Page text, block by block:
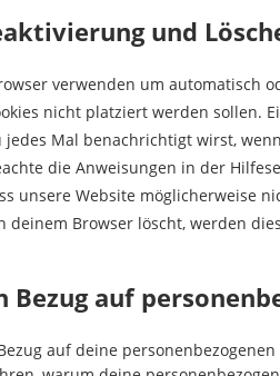
und
verwenden um automatisch
nicht platziert werden sollen.
Mal benachrichtigt wirst,
die Anweisungen in der
unsere Website möglicherweise
deinem Browser löscht, werden
Bezug auf
auf deine personenbezogenen